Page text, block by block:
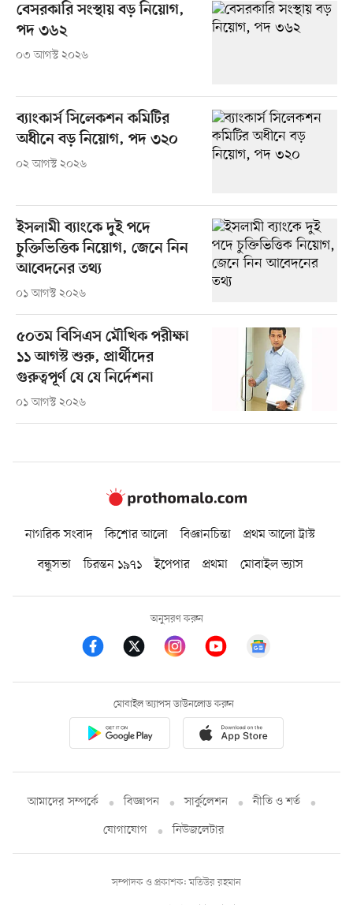
বেসরকারি সংস্থায় বড় নিয়োগ,
পদ ৩৬২
০৩ আগস্ট ২০২৬
ব্যাংকার্স সিলেকশন কমিটির
অধীনে বড় নিয়োগ, পদ ৩২০
০২ আগস্ট ২০২৬
ইসলামী ব্যাংকে দুই পদে
চুক্তিভিত্তিক নিয়োগ, জেনে নিন
আবেদনের তথ্য
০১ আগস্ট ২০২৬
৫০তম বিসিএস মৌখিক পরীক্ষা
১১ আগস্ট শুরু, প্রার্থীদের
গুরুত্বপূর্ণ যে যে নির্দেশনা
০১ আগস্ট ২০২৬
নাগরিক সংবাদ কিশোর আলো বিজ্ঞানচিন্তা
প্রথম আলো ট্রাস্ট
বন্ধুসভা
চিরন্তন ১৯৭১ ইপেপার প্রথমা মোবাইল ভ্যাস
অনুসরণ করুন
মোবাইল অ্যাপস ডাউনলোড করুন
আমাদের সম্পর্কে বিজ্ঞাপন সার্কুলেশন
নীতি ও শর্ত
যোগাযোগ
নিউজলেটার
সম্পাদক ও প্রকাশক: মতিউর রহমান